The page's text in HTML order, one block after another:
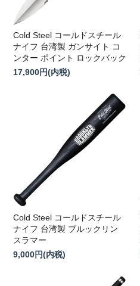
Cold Steel コールドスチール
ナイフ 台湾製 ガンサイト コ
ンター ポイント ロックバック
17,900円(内税)
Cold Steel コールドスチール
ナイフ 台湾製 ブルックリン
スラマー
9,000円(内税)